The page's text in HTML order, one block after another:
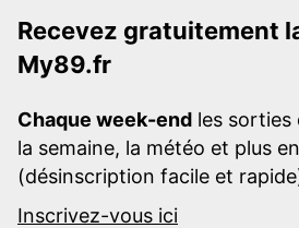
Recevez gratuitement
My89.fr
Chaque week-end les sorties
la semaine, la météo et plus
(désinscription facile et
Inscrivez-vous ici